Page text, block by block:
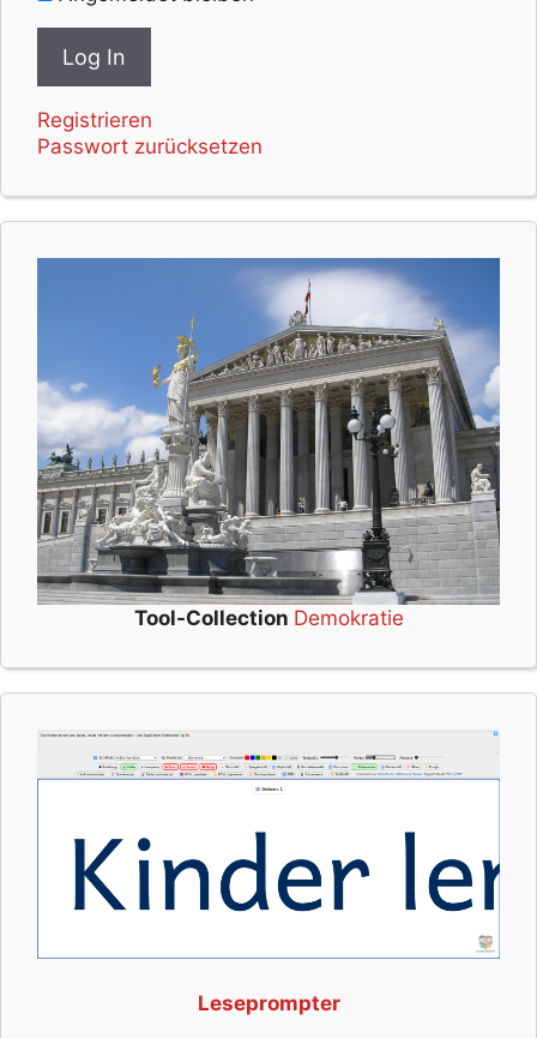
Registrieren
Passwort zurücksetzen
Tool-Collection Demokratie
Leseprompter